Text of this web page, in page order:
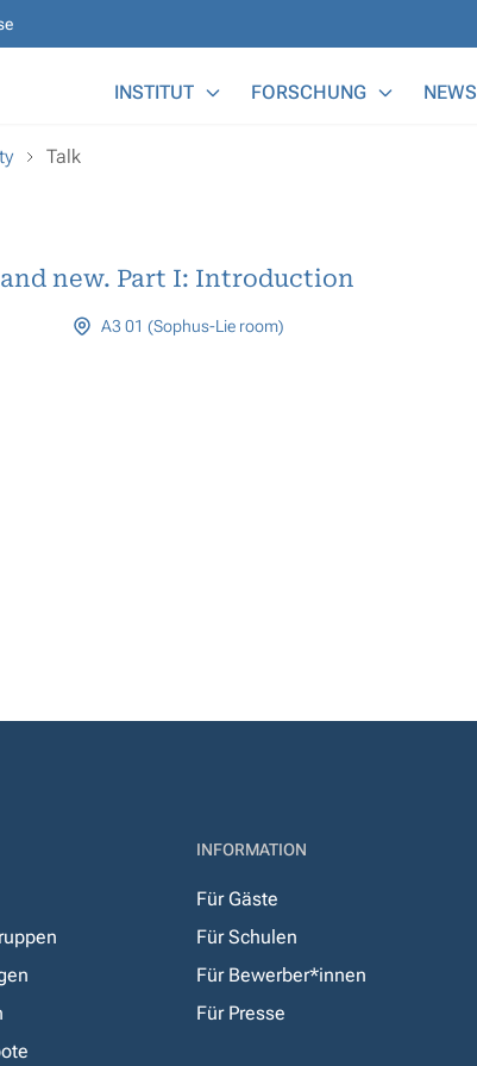
INSTITUT FORSCHUNG NEWS
Talk
new. Part I: Introduction
A3 01 (Sophus-Lie room)
INFORMATION
Für Gäste
Für Schulen
Für Bewerber*innen
Für Presse